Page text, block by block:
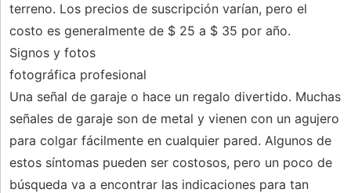
terreno. Los precios de suscripción varían, pero el
costo es generalmente de $ 25 a $ 35 por año.
Signos y fotos
fotográfica profesional
Una señal de garaje o hace un regalo divertido. Muchas
señales de garaje son de metal y vienen con un agujero
para colgar fácilmente en cualquier pared. Algunos de
estos síntomas pueden ser costosos, pero un poco de
búsqueda va a encontrar las indicaciones para tan